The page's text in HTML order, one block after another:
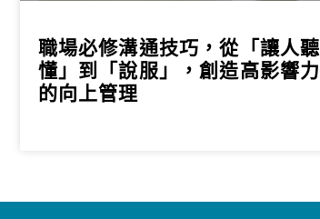
職場必修溝通技巧，從「讓人聽
懂」到「說服」，創造高影響力
的向上管理